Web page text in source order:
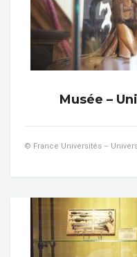
Musée –
© France Universités –